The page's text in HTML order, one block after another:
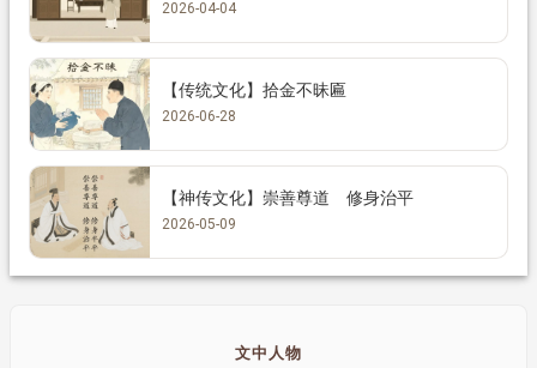
2026-04-04
【传统文化】拾金不昧匾
2026-06-28
【神传文化】崇善尊道 修身治平
2026-05-09
文中人物